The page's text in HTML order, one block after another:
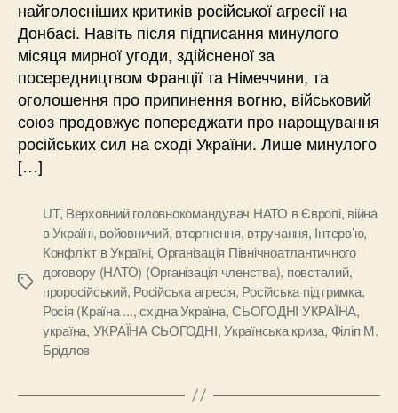
найголосніших критиків російської агресії на
Донбасі. Навіть після підписання минулого
місяця мирної угоди, здійсненої за
посередництвом Франції та Німеччини, та
оголошення про припинення вогню, військовий
союз продовжує попереджати про нарощування
російських сил на сході України. Лише минулого
[…]
Позначки
UT, Верховний головнокомандувач НАТО в Європі, війна
в Україні, войовничий, вторгнення, втручання, Інтерв’ю,
Конфлікт в Україні, Організація Північноатлантичного
договору (НАТО) (Організація членства), повсталий,
проросійський, Російська агресія, Російська підтримка,
Росія (Країна ...,східна Україна,СЬОГОДНІ УКРАЇНА,
україна, УКРАЇНА СЬОГОДНІ,Українська криза, Філіп М.
Брідлов